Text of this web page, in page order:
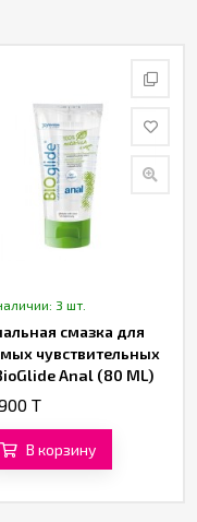
3 шт.
смазка для
чувствительных
Anal (80 ML)
T
В корзину